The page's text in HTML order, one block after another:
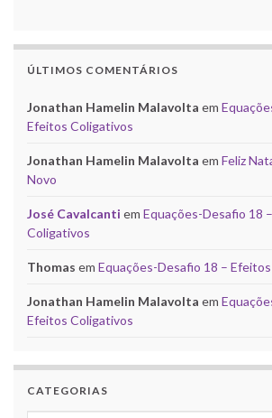
ÚLTIMOS COMENTÁRIOS
Jonathan Hamelin Malavolta em
Efeitos Coligativos
Jonathan Hamelin Malavolta em Feliz
Novo
José Cavalcanti em Equações-Desafio 18
Coligativos
Thomas em Equações-Desafio 18 –
Jonathan Hamelin Malavolta em
Efeitos Coligativos
CATEGORIAS